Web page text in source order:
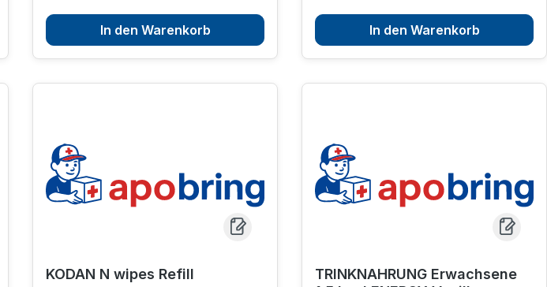
In den Warenkorb In den Warenkorb
KODAN N wipes Refill
TRINKNAHRUNG Erwachsene